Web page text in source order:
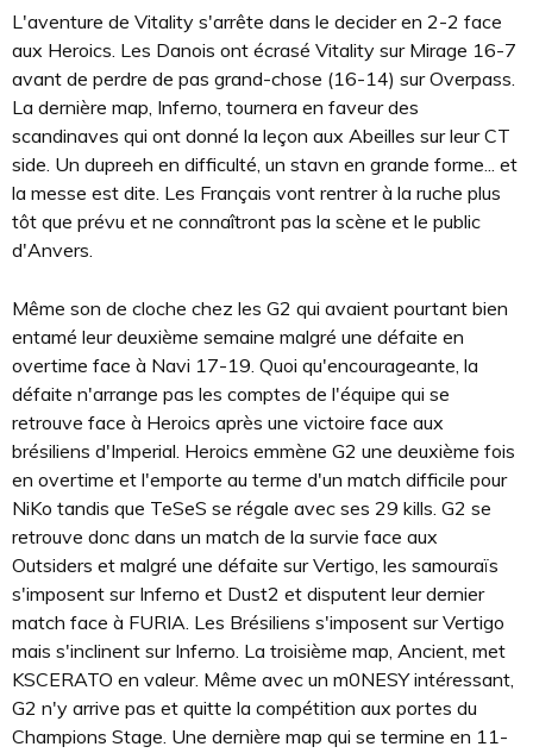
L'aventure de Vitality s'arrête dans le decider en 2-2 face
aux Heroics. Les Danois ont écrasé Vitality sur Mirage 16-7
avant de perdre de pas grand-chose (16-14) sur Overpass.
La dernière map, Inferno, tournera en faveur des
scandinaves qui ont donné la leçon aux Abeilles sur leur CT
side. Un dupreeh en difficulté, un stavn en grande forme... et
la messe est dite. Les Français vont rentrer à la ruche plus
tôt que prévu et ne connaîtront pas la scène et le public
d'Anvers.
Même son de cloche chez les G2 qui avaient pourtant bien
entamé leur deuxième semaine malgré une défaite en
overtime face à Navi 17-19. Quoi qu'encourageante, la
défaite n'arrange pas les comptes de l'équipe qui se
retrouve face à Heroics après une victoire face aux
brésiliens d'Imperial. Heroics emmène G2 une deuxième fois
en overtime et l'emporte au terme d'un match difficile pour
NiKo tandis que TeSeS se régale avec ses 29 kills. G2 se
retrouve donc dans un match de la survie face aux
Outsiders et malgré une défaite sur Vertigo, les samouraïs
s'imposent sur Inferno et Dust2 et disputent leur dernier
match face à FURIA. Les Brésiliens s'imposent sur Vertigo
mais s'inclinent sur Inferno. La troisième map, Ancient, met
KSCERATO en valeur. Même avec un m0NESY intéressant,
G2 n'y arrive pas et quitte la compétition aux portes du
Champions Stage. Une dernière map qui se termine en 11-